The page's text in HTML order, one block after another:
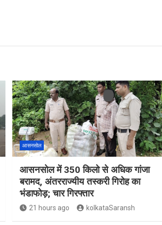
आसनसोल
आसनसोल में 350 किलो से अधिक गांजा
बरामद, अंतरराज्यीय तस्करी गिरोह का
भंडाफोड़; चार गिरफ्तार
21 hours ago kolkataSaransh